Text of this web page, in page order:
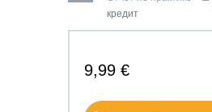
кредит
9,99 €